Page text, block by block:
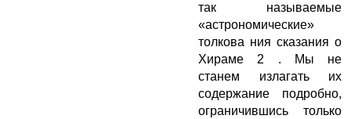
так называемые
«астрономические»
толкова ния сказания о
Хираме 2 . Мы не
станем излагать их
содержание подробно,
ограничившись только